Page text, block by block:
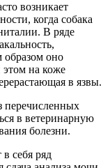
возникает
когда собака
В ряде
образом оно
на коже
в язвы.
перечисленных
в ветеринарную
болезни.
себя ряд